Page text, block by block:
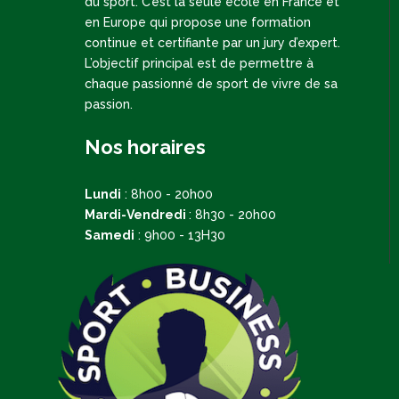
en Europe qui propose une formation
continue et certifiante par un jury d’expert.
L’objectif principal est de permettre à
chaque passionné de sport de vivre de sa
passion.
Nos horaires
Lundi : 8h00 - 20h00
Mardi-Vendredi : 8h30 - 20h00
Samedi : 9h00 - 13H30